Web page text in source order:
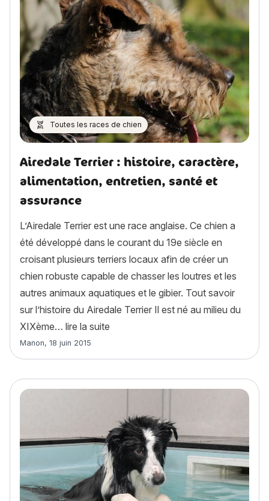
Toutes les races de chien
Airedale Terrier : histoire, caractère,
alimentation, entretien, santé et
assurance
L’Airedale Terrier est une race anglaise. Ce chien a
été développé dans le courant du 19e siècle en
croisant plusieurs terriers locaux afin de créer un
chien robuste capable de chasser les loutres et les
autres animaux aquatiques et le gibier. Tout savoir
sur l’histoire du Airedale Terrier Il est né au milieu du
XIXème… lire la suite
Article rédigé par
Manon, 18 juin 2015